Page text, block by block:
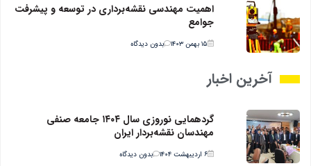
اهمیت مهندسی نقشه‌برداری در توسعه و پیشرفت
جوامع
۱۵ بهمن ۱۴۰۳ بدون دیدگاه
آخرین اخبار
گردهمایی نوروزی سال ۱۴۰۴ جامعه صنفی
مهندسان نقشه‌بردار ایران
۶ اردیبهشت ۱۴۰۴ بدون دیدگاه